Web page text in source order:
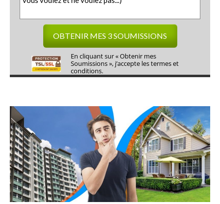
En cliquant sur « Obtenir mes
Soumissions », j’accepte lestermes et
conditions.